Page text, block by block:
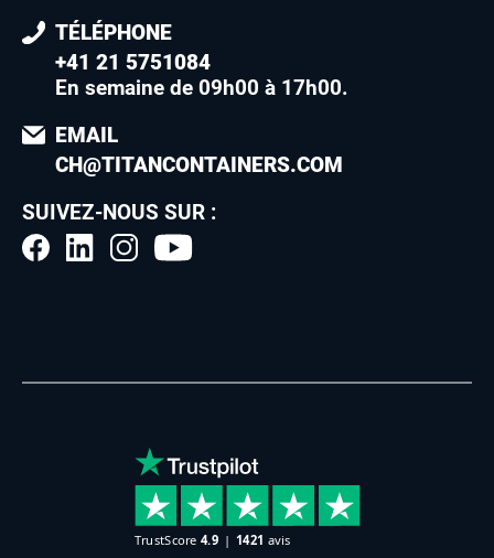
TÉLÉPHONE
+41 21 5751084
En semaine de 09h00 à 17h00.
EMAIL
CH@TITANCONTAINERS.COM
SUIVEZ-NOUS SUR :